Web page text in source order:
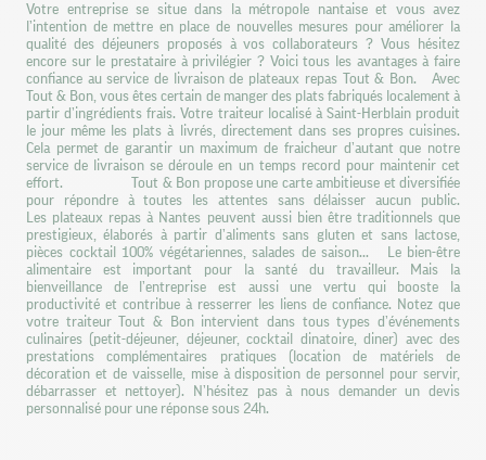
Votre entreprise se situe dans la métropole nantaise et vous avez
l’intention de mettre en place de nouvelles mesures pour améliorer la
qualité des déjeuners proposés à vos collaborateurs ? Vous hésitez
encore sur le prestataire à privilégier ? Voici tous les avantages à faire
confiance au service de livraison de plateaux repas Tout & Bon. Avec
Tout & Bon, vous êtes certain de manger des plats fabriqués localement à
partir d’ingrédients frais. Votre traiteur localisé à Saint-Herblain produit
le jour même les plats à livrés, directement dans ses propres cuisines.
Cela permet de garantir un maximum de fraicheur d’autant que notre
service de livraison se déroule en un temps record pour maintenir cet
effort. Tout & Bon propose une carte ambitieuse et diversifiée
pour répondre à toutes les attentes sans délaisser aucun public.
Les plateaux repas à Nantes peuvent aussi bien être traditionnels que
prestigieux, élaborés à partir d’aliments sans gluten et sans lactose,
pièces cocktail 100% végétariennes, salades de saison... Le bien-être
alimentaire est important pour la santé du travailleur. Mais la
bienveillance de l’entreprise est aussi une vertu qui booste la
productivité et contribue à resserrer les liens de confiance. Notez que
votre traiteur Tout & Bon intervient dans tous types d’événements
culinaires (petit-déjeuner, déjeuner, cocktail dinatoire, diner) avec des
prestations complémentaires pratiques (location de matériels de
décoration et de vaisselle, mise à disposition de personnel pour servir,
débarrasser et nettoyer). N’hésitez pas à nous demander un devis
personnalisé pour une réponse sous 24h.